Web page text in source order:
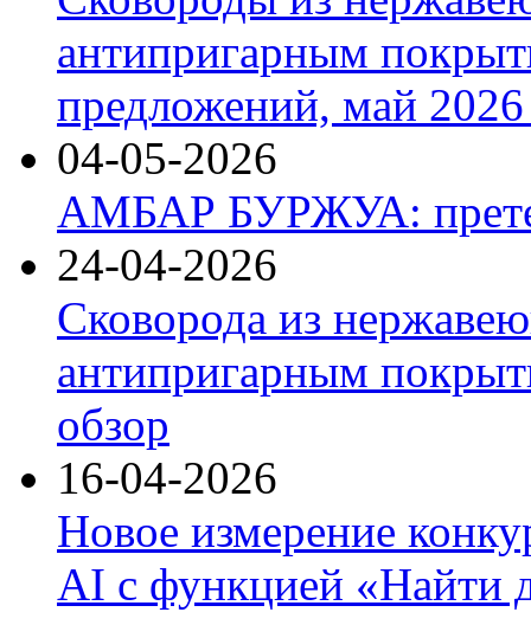
антипригарным
предложений, май 2026
04-05-2026
АМБАР БУРЖУА:
24-04-2026
Сковорода из
антипригарным
обзор
16-04-2026
Новое измерение
AI с функцией «Найти